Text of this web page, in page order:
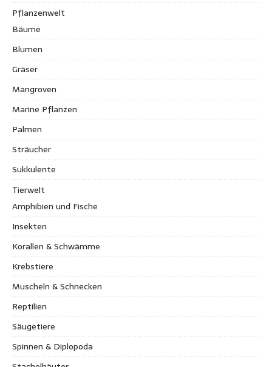
Pflanzenwelt
Bäume
Blumen
Gräser
Mangroven
Marine Pflanzen
Palmen
Sträucher
Sukkulente
Tierwelt
Amphibien und Fische
Insekten
Korallen & Schwämme
Krebstiere
Muscheln & Schnecken
Reptilien
Säugetiere
Spinnen & Diplopoda